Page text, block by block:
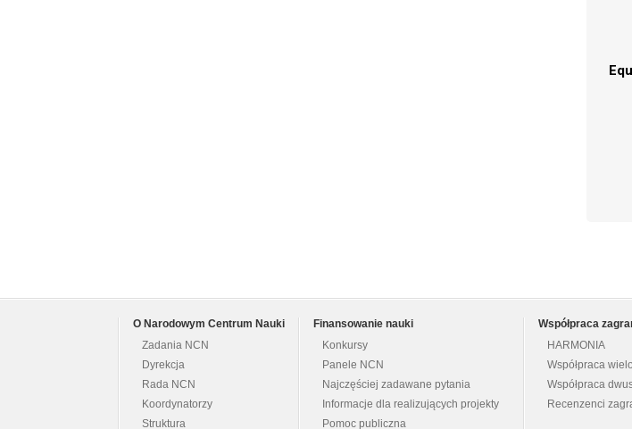
O Narodowym Centrum Nauki
Zadania NCN
Dyrekcja
Rada NCN
Koordynatorzy
Struktura
Finansowanie nauki
Konkursy
Panele NCN
Najczęściej zadawane pytania
Informacje dla realizujących projekty
Pomoc publiczna
Współpraca
HARMONIA
Współpraca
Współpraca
Recenzenci